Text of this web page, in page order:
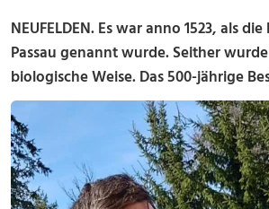
NEUFELDEN.Es war anno 1523, als
Passau genannt wurde. Seither
biologische Weise. Das 500-jährige